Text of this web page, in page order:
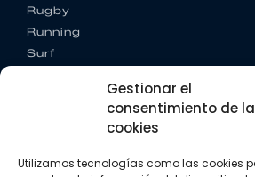
Gestionar el
consentimiento de
cookies
Utilizamos tecnologías como las cookies
Rugby
Running
Surf
CONTACTO
+34 662 342 177